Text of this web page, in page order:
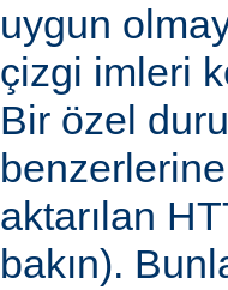
uygun
çizgi imleri
Bir özel
aktarılan
bakın).